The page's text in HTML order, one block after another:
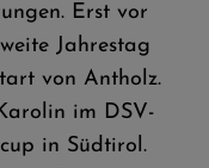
Erst vor
Jahrestag
von Antholz.
im DSV-
in Südtirol.